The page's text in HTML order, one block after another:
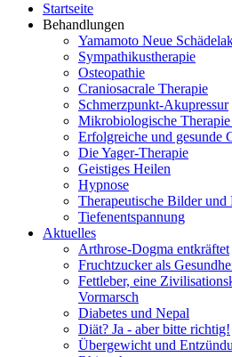
Startseite
Behandlungen
Yamamoto Neue
Sympathikustherapie
Osteopathie
Craniosacrale Therapie
Schmerzpunkt-Akupressur
Mikrobiologische
Erfolgreiche und gesunde
Die Yager-Therapie
Geistiges Heilen
Hypnose
Therapeutische Bilder und
Tiefenentspannung
Aktuelles
Arthrose-Dogma entkräftet
Fruchtzucker als
Fettleber, eine
Vormarsch
Diabetes und Nepal
Diät? Ja - aber bitte richtig!
Übergewicht und